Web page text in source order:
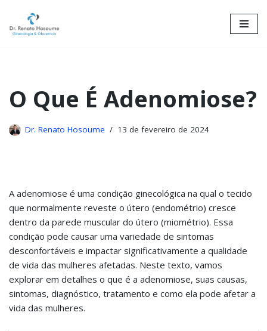
Skip
O Que É Adenomiose?
Dr. Renato Hosoume 13 de fevereiro de 2024
A adenomiose é uma condição ginecológica na qual o tecido
que normalmente reveste o útero (endométrio) cresce
dentro da parede muscular do útero (miométrio). Essa
condição pode causar uma variedade de sintomas
desconfortáveis e impactar significativamente a qualidade
de vida das mulheres afetadas. Neste texto, vamos
explorar em detalhes o que é a adenomiose, suas causas,
sintomas, diagnóstico, tratamento e como ela pode afetar a
vida das mulheres.